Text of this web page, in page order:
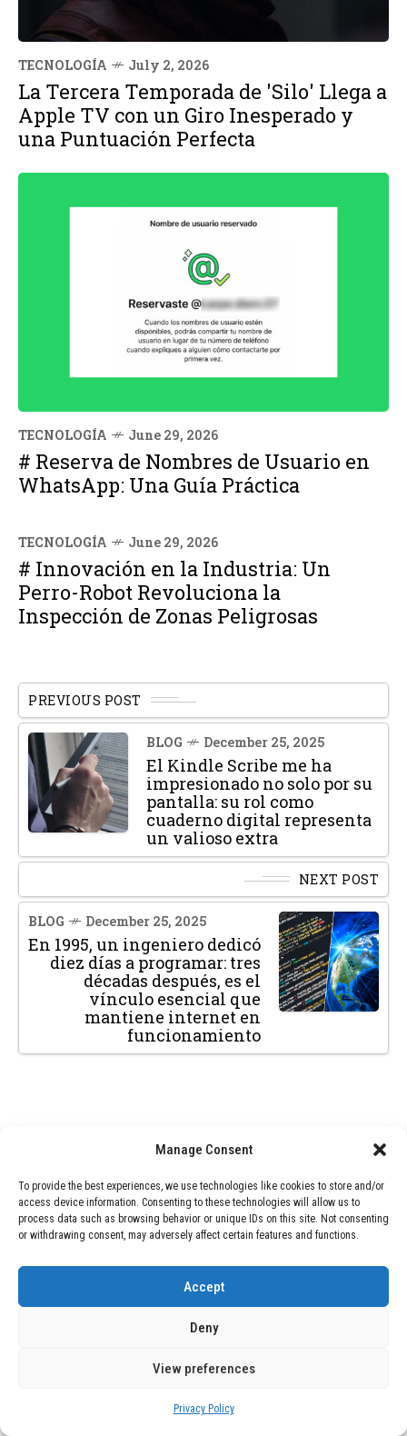
Manage Consent
To provide the best experiences, we use technologies like cookies to store and/or
access device information. Consenting to these technologies will allow us to
process data such as browsing behavior or unique IDs on this site. Not consenting
or withdrawing consent, may adversely affect certain features and functions.
Accept
Deny
View preferences
Privacy Policy
TECNOLOGÍA July 2, 2026
La Tercera Temporada de 'Silo' Llega a
Apple TV con un Giro Inesperado y
una Puntuación Perfecta
TECNOLOGÍA June 29, 2026
# Reserva de Nombres de Usuario en
WhatsApp: Una Guía Práctica
TECNOLOGÍA June 29, 2026
# Innovación en la Industria: Un
Perro-Robot Revoluciona la
Inspección de Zonas Peligrosas
PREVIOUS POST
BLOG December 25, 2025
El Kindle Scribe me ha
impresionado no solo por su
pantalla: su rol como
cuaderno digital representa
un valioso extra
NEXT POST
BLOG December 25, 2025
En 1995, un ingeniero dedicó
diez días a programar: tres
décadas después, es el
vínculo esencial que
mantiene internet en
funcionamiento
SEARCH
Venezuela Recuerda el Legado de la Sierva de
Aniversario de su Fallecimiento
Acuerdo Histórico: Hospital Infantil de Texas